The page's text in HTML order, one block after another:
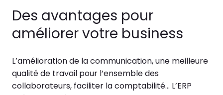
Des avantages pour
améliorer votre business
L’amélioration de la communication, une meilleure
qualité de travail pour l’ensemble des
collaborateurs, faciliter la comptabilité… L’ERP